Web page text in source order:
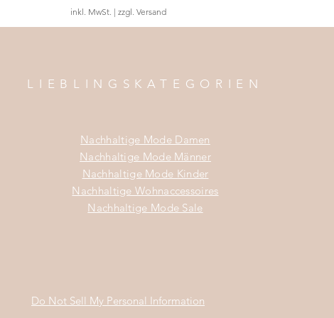
inkl. MwSt. | zzgl. Versand
LIEBLINGSKATEGORIEN
Nachhaltige Mode Damen
Nachhaltige Mode Männer
Nachhaltige Mode Kinder
Nachhaltige Wohnaccessoires
Nachhaltige Mode Sale
Do Not Sell My Personal Information